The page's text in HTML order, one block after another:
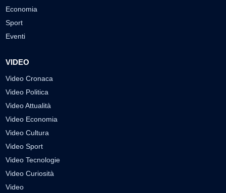
Economia
Sport
Eventi
VIDEO
Video Cronaca
Video Politica
Video Attualità
Video Economia
Video Cultura
Video Sport
Video Tecnologie
Video Curiosità
Video